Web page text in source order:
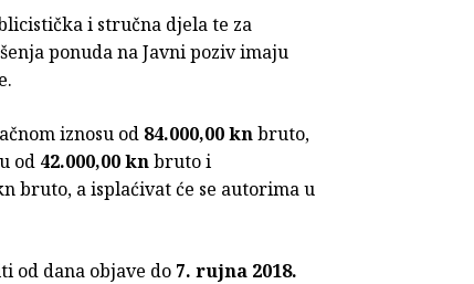
i stručna djela te za
ponuda na Javni poziv imaju
iznosu od 84.000,00 knbruto,
od 42.000,00 knbruto i
bruto, a isplaćivat će se autorima u
od dana objave do 7. rujna 2018.